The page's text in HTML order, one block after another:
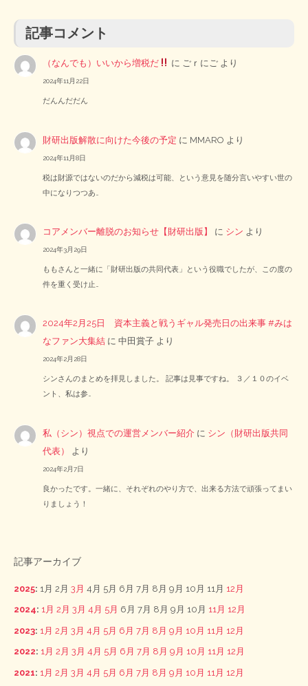
記事コメント
（なんでも）いいから増税だ に ごｒにご より
2024年11月22日
だんんだだん
財研出版解散に向けた今後の予定 に MMARO より
2024年11月8日
税は財源ではないのだから減税は可能、という意見を随分言いやすい世の
中になりつつあ…
コアメンバー離脱のお知らせ【財研出版】 に シン より
2024年3月29日
ももさんと一緒に「財研出版の共同代表」という役職でしたが、この度の
件を重く受け止…
2024年2月25日 資本主義と戦うギャル発売日の出来事 #みは
なファン大集結 に中田賞子 より
2024年2月28日
シンさんのまとめを拝見しました。 記事は見事ですね。 ３／１０のイベ
ント、私は参…
私（シン）視点での運営メンバー紹介 に シン（財研出版共同
代表）
より
2024年2月7日
良かったです。一緒に、それぞれのやり方で、出来る方法で頑張ってまい
りましょう！
記事アーカイブ
2025: 1月 2月 3月 4月 5月 6月 7月 8月 9月 10月 11月 12月
2024: 1月 2月 3月 4月 5月 6月 7月 8月 9月 10月 11月 12月
2023: 1月 2月 3月 4月 5月 6月 7月 8月 9月 10月 11月 12月
2022: 1月 2月 3月 4月 5月 6月 7月 8月 9月 10月 11月 12月
2021: 1月 2月 3月 4月 5月 6月 7月 8月 9月 10月 11月 12月